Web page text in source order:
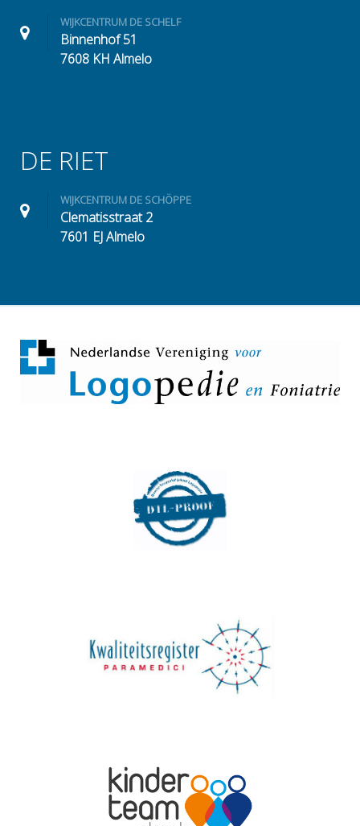
WIJKCENTRUM DE SCHELF
Binnenhof 51
7608 KH Almelo
DE RIET
WIJKCENTRUM DE SCHÖPPE
Clematisstraat 2
7601 EJ Almelo